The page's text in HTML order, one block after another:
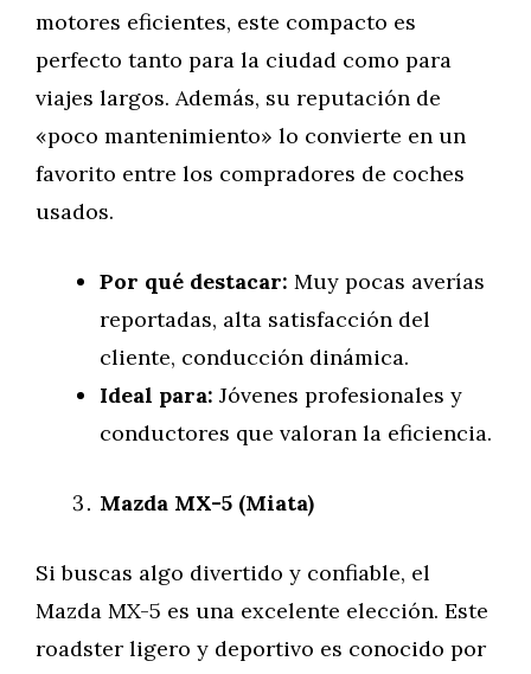
motores eficientes, este compacto es
perfecto tanto para la ciudad como para
viajes largos. Además, su reputación de
«poco mantenimiento» lo convierte en un
favorito entre los compradores de coches
usados.
Por qué destacar: Muy pocas averías
reportadas, alta satisfacción del
cliente, conducción dinámica.
Ideal para: Jóvenes profesionales y
conductores que valoran la eficiencia.
Mazda MX-5 (Miata)
Si buscas algo divertido y confiable, el
Mazda MX-5 es una excelente elección. Este
roadster ligero y deportivo es conocido por